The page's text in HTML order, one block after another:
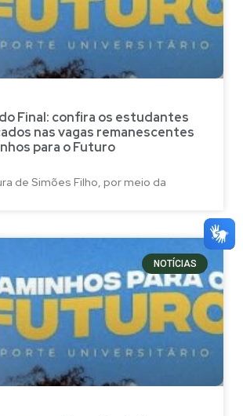
Final: confira os estudantes
nas vagas remanescentes
para o Futuro
de Simões Filho, por meio da
NOTÍCIAS